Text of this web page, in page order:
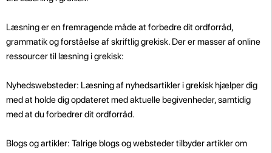
Læsning er en fremragende måde at forbedre dit ordforråd,
grammatik og forståelse af skriftlig grekisk. Der er masser af online
ressourcer til læsning i grekisk:
Nyhedswebsteder: Læsning af nyhedsartikler i grekisk hjælper dig
med at holde dig opdateret med aktuelle begivenheder, samtidig
med at du forbedrer dit ordforråd.
Blogs og artikler: Talrige blogs og websteder tilbyder artikler om